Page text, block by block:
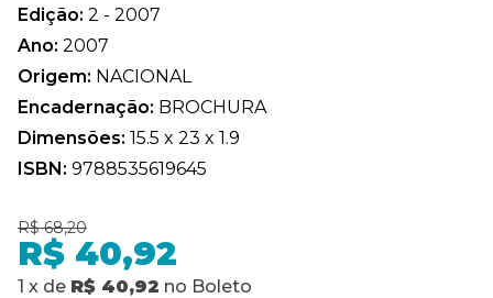
Edição: 2 - 2007
Ano: 2007
Origem: NACIONAL
Encadernação: BROCHURA
Dimensões: 15.5 x 23 x 1.9
ISBN: 9788535619645
R$ 68,20
R$ 40,92
1 x de R$ 40,92 no Boleto